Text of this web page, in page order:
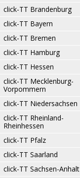
click-TT Brandenburg
click-TT Bayern
click-TT Bremen
click-TT Hamburg
click-TT Hessen
click-TT Mecklenburg-
Vorpommern
click-TT Niedersachsen
click-TT Rheinland-
Rheinhessen
click-TT Pfalz
click-TT Saarland
click-TT Sachsen-Anhalt